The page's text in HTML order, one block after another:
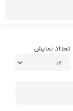
تعداد نمایش